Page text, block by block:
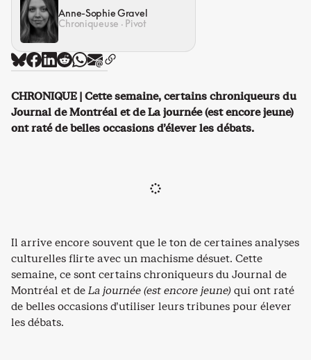
Anne-Sophie Gravel
Chroniqueuse · Pivot
CHRONIQUE | Cette semaine, certains chroniqueurs du
Journal de Montréal et de La journée (est encore jeune)
ont raté de belles occasions d’élever les débats.
Il arrive encore souvent que le ton de certaines analyses
culturelles flirte avec un machisme désuet. Cette
semaine, ce sont certains chroniqueurs duJournal de
Montréal et deLa journée (est encore jeune)qui ont raté
de belles occasions d’utiliser leurs tribunes pour élever
les débats.